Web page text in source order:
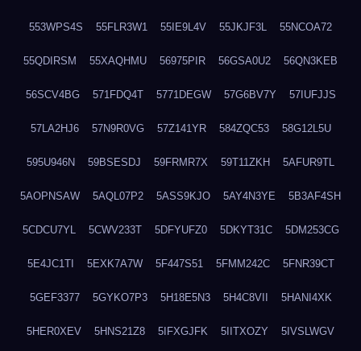
553WPS4S 55FLR3W1 55IE9L4V 55JKJF3L 55NCOA72
55QDIRSM 55XAQHMU 56975PIR 56GSA0U2 56QN3KEB
56SCV4BG 571FDQ4T 5771DEGW 57G6BV7Y 57IUFJJS
57LA2HJ6 57N9R0VG 57Z141YR 584ZQC53 58G12L5U
595U946N 59BSESDJ 59FRMR7X 59T11ZKH 5AFUR9TL
5AOPNSAW 5AQL07P2 5ASS9KJO 5AY4N3YE 5B3AF4SH
5CDCU7YL 5CWV233T 5DFYUFZ0 5DKYT31C 5DM253CG
5E4JC1TI 5EXK7A7W 5F447S51 5FMM242C 5FNR39CT
5GEF3377 5GYKO7P3 5H18E5N3 5H4C8VII 5HANI4XK
5HER0XEV 5HNS21Z8 5IFXGJFK 5IITXOZY 5IVSLWGV